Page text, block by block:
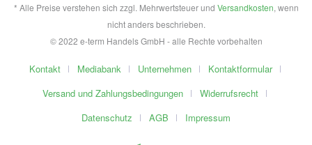
* Alle Preise verstehen sich zzgl. Mehrwertsteuer und Versandkosten, wenn
nicht anders beschrieben.
© 2022 e-term Handels GmbH - alle Rechte vorbehalten
Kontakt Mediabank Unternehmen
Kontaktformular
Versand und Zahlungsbedingungen
Widerrufsrecht
Datenschutz
AGB Impressum